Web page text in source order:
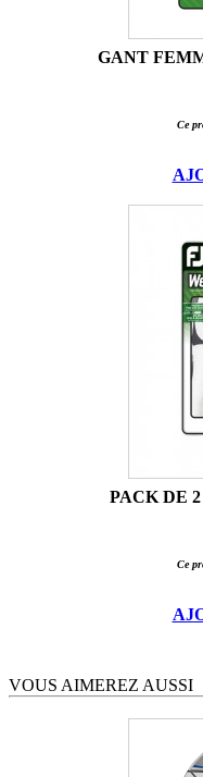
GANT
Ce
PACK DE
Ce
VOUS AIMEREZ AUSSI